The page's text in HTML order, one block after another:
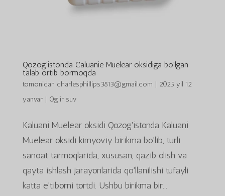
Qozog'istonda Caluanie Muelear oksidiga bo'lgan
talab ortib bormoqda
tomonidan charlesphillips3813@gmail.com | 2025 yil 12
yanvar| Og'ir suv
Kaluani Muelear oksidi Qozog'istonda Kaluani
Muelear oksidi kimyoviy birikma bo'lib, turli
sanoat tarmoqlarida, xususan, qazib olish va
qayta ishlash jarayonlarida qo'llanilishi tufayli
katta e'tiborni tortdi. Ushbu birikma bir...